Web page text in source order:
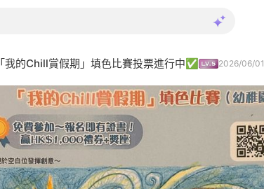
「我的Chill賞假期」填色比賽投票進行中✅ 2026/06/01